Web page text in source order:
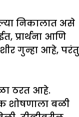
निकालात असे
प्रार्थना आणि
गुन्हा आहे, परंतु
ठरत आहे.
शोषणाला बळी